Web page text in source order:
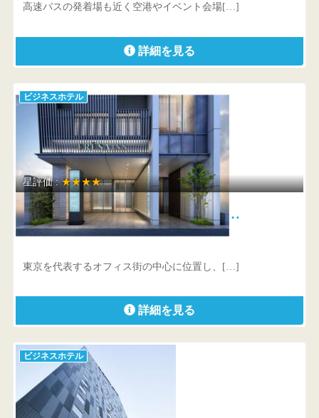
高速バスの発着場も近く空港やイベント会場[…]
詳細を見る
ビジネスホテル
星評価 :★★★★
相鉄フレッサイン 東京神田 …
東京を代表するオフィス街の中心に位置し、[…]
詳細を見る
ビジネスホテル